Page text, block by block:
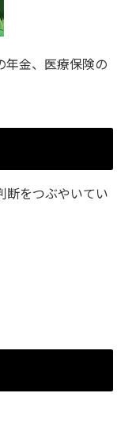
年金、医療保険の
断をつぶやいてい